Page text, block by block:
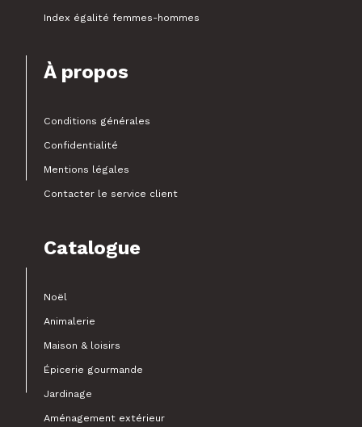
Index égalité femmes-hommes
À propos
Conditions générales
Confidentialité
Mentions légales
Contacter le service client
Catalogue
Noël
Animalerie
Maison & loisirs
Épicerie gourmande
Jardinage
Aménagement extérieur